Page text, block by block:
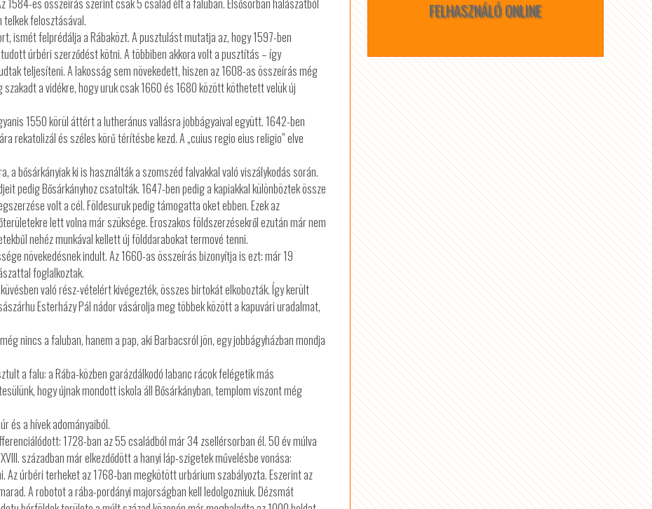
es összeírás szerint csak 5 család élt a faluban. Elsősorban halászatból
felosztásával.
ismét felprédálja a Rábaközt. A pusztulást mutatja az, hogy 1597-ben
úrbéri szerződést kötni. A többiben akkora volt a pusztítás – így
teljesíteni. A lakosság sem növekedett, hiszen az 1608-as összeírás még
a vidékre, hogy uruk csak 1660 és 1680 között köthetett velük új
1550 körül áttért a lutheránus vallásra jobbágyaival együtt. 1642-ben
rekatolizál és széles körű térítésbe kezd. A „cuius regio eius religio” elve
bősárkányiak ki is használták a szomszéd falvakkal való viszálykodás során.
pedig Bősárkányhoz csatolták. 1647-ben pedig a kapiakkal különböztek össze
volt a cél. Földesuruk pedig támogatta oket ebben. Ezek az
lett volna már szüksége. Eroszakos földszerzésekről ezután már nem
nehéz munkával kellett új földdarabokat termové tenni.
növekedésnek indult. Az 1660-as összeírás bizonyítja is ezt: már 19
foglalkoztak.
való rész-vételért kivégezték, összes birtokát elkobozták. Így került
Esterházy Pál nádor vásárolja meg többek között a kapuvári uradalmat,
nincs a faluban, hanem a pap, aki Barbacsról jön, egy jobbágyházban mondja
a falu: a Rába-közben garázdálkodó labanc rácok felégetik más
hogy újnak mondott iskola áll Bősárkányban, templom viszont még
és a hívek adományaiból.
1728-ban az 55 családból már 34 zsellérsorban él. 50 év múlva
században már elkezdődött a hanyi láp-szigetek művelésbe vonása:
Az úrbéri terheket az 1768-ban megkötött urbárium szabályozta. Eszerint az
A robotot a rába-pordányi majorságban kell ledolgozniuk. Dézsmát
FELHASZNÁLÓ ONLINE